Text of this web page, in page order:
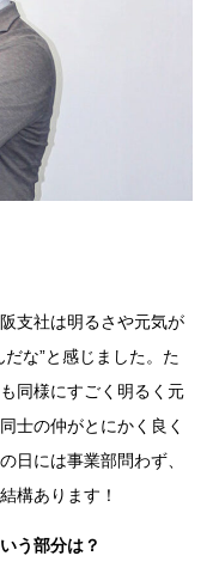
支社は明るさや元気が
な”と感じました。た
同様にすごく明るく元
士の仲がとにかく良く
日には事業部問わず、
構あります！
う部分は？